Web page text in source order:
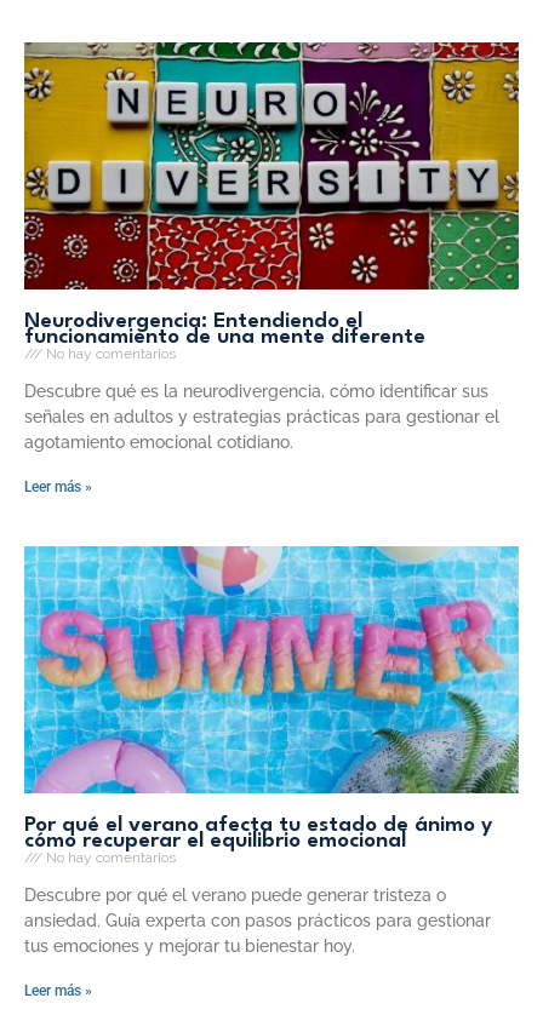
Neurodivergencia: Entendiendo el
funcionamiento de una mente diferente
No hay comentarios
Descubre qué es la neurodivergencia, cómo identificar sus
señales en adultos y estrategias prácticas para gestionar el
agotamiento emocional cotidiano.
Leer más »
Por qué el verano afecta tu estado de ánimo y
cómo recuperar el equilibrio emocional
No hay comentarios
Descubre por qué el verano puede generar tristeza o
ansiedad. Guía experta con pasos prácticos para gestionar
tus emociones y mejorar tu bienestar hoy.
Leer más »